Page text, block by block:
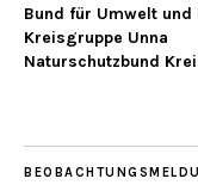
Bund für Umwelt und
Kreisgruppe Unna
Naturschutzbund